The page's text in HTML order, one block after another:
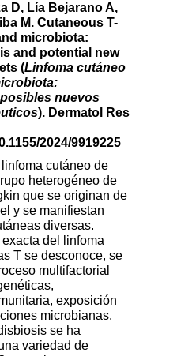
D, Lía Bejarano A,
M. Cutaneous T-
microbiota:
and potential new
(Linfoma cutáneo
nuevos
). Dermatol Res
2024/9919225
cutáneo de
heterogéneo de
que se originan de
y se manifiestan
diversas.
del linfoma
T se desconoce, se
multifactorial
exposición
microbianas.
se ha
variedad de